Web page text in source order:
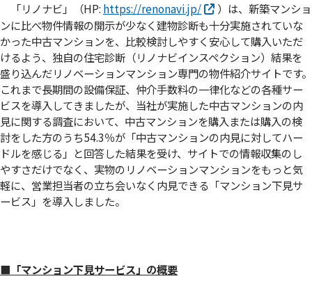
「リノナビ」（HP: https://renonavi.jp/
）は、新築マンショ
ンに比べ物件情報の開示が少なく建物診断も十分実施されていな
かった中古マンションを、比較検討しやすく安心して購入いただ
けるよう、独自の住宅診断（リノナビインスペクション）結果を
盛り込んだリノベーションマンション専門の物件紹介サイトです。
これまで長期間の設備保証、仲介手数料の一律化などの各種サー
ビスを導入してきましたが、当社が実施した中古マンションの内
見に関する調査において、中古マンションを購入または購入の検
討をした方のうち54.3％が「中古マンションの内見に対してハー
ドルを感じる」と回答した結果を受け、サイトでの情報収集のし
やすさだけでなく、実物のリノベーションマンションをもっと気
軽に、営業担当者の立ち会いなく内見できる「マンション下見サ
ービス」を導入しました。
■「マンション下見サービス」の概要